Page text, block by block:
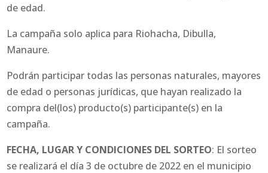
de edad.
La campaña solo aplica para Riohacha, Dibulla,
Manaure.
Podrán participar todas las personas naturales, mayores
de edad o personas jurídicas, que hayan realizado la
compra del(los) producto(s) participante(s) en la
campaña.
FECHA, LUGAR Y CONDICIONES DEL SORTEO: El sorteo
se realizará el día 3 de octubre de 2022 en el municipio